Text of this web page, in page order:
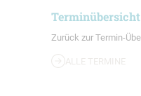
Terminübersicht
Zurück zur Termin-
ALLE TERMINE